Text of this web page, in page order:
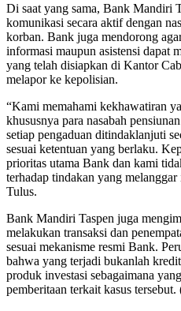
Di saat yang sama, Bank Mandiri
komunikasi secara aktif dengan
korban. Bank juga mendorong
informasi maupun asistensi dapat
yang telah disiapkan di Kantor
melapor ke kepolisian.
“Kami memahami kekhawatiran
khususnya para nasabah
setiap pengaduan ditindaklanjuti
sesuai ketentuan yang berlaku.
prioritas utama Bank dan kami
terhadap tindakan yang
Tulus.
Bank Mandiri Taspen juga
melakukan transaksi dan
sesuai mekanisme resmi Bank.
bahwa yang terjadi bukanlah
produk investasi sebagaimana
pemberitaan terkait kasus tersebut.